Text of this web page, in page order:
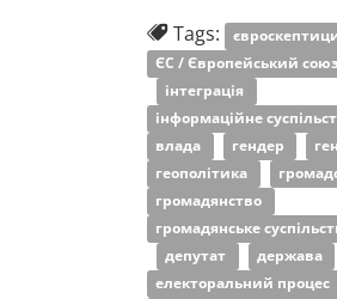
Tags:
ЄС / Європейський союз
інтеграція
інформаційне
влада
гендер
геополітика
громадянство
громадянське
депутат
держава
електоральний процес